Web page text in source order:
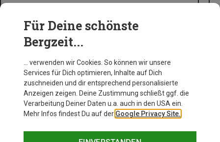
Für Deine schönste
Bergzeit...
… verwenden wir Cookies. So können wir unsere
Services für Dich optimieren, Inhalte auf Dich
zuschneiden und dir entsprechend personalisierte
Anzeigen zeigen. Deine Zustimmung schließt ggf. die
Verarbeitung Deiner Daten u.a. auch in den USA ein.
Mehr Infos findest Du auf der Google Privacy Site.